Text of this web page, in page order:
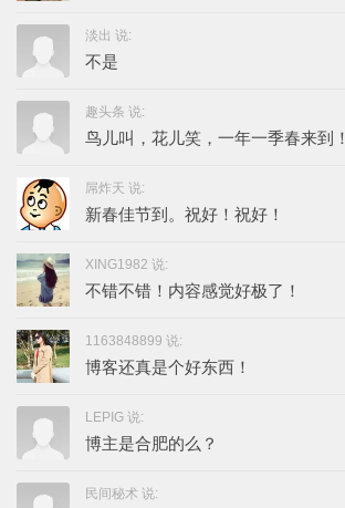
淡出 说:
不是
趣头条 说:
鸟儿叫，花儿笑，一年一季春来到！
屌炸天 说:
新春佳节到。祝好！祝好！
XING1982 说:
不错不错！内容感觉好极了！
1163848899 说:
博客还真是个好东西！
LEPIG 说:
博主是合肥的么？
民间秘术 说: